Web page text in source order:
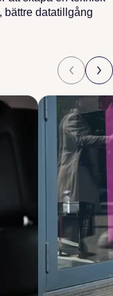
bättre datatillgång